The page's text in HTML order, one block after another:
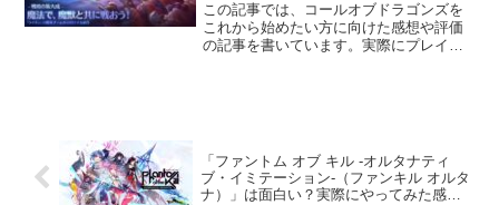
この記事では、コールオブドラゴンズを
これから始めたい方に向けた感想や評価
の記事を書いています。実際にプレイし
「ファントム オブ キル -オルタナティ
ブ・イミテーション-（ファンキル オルタ
ナ）」は面白い？実際にやってみた感想